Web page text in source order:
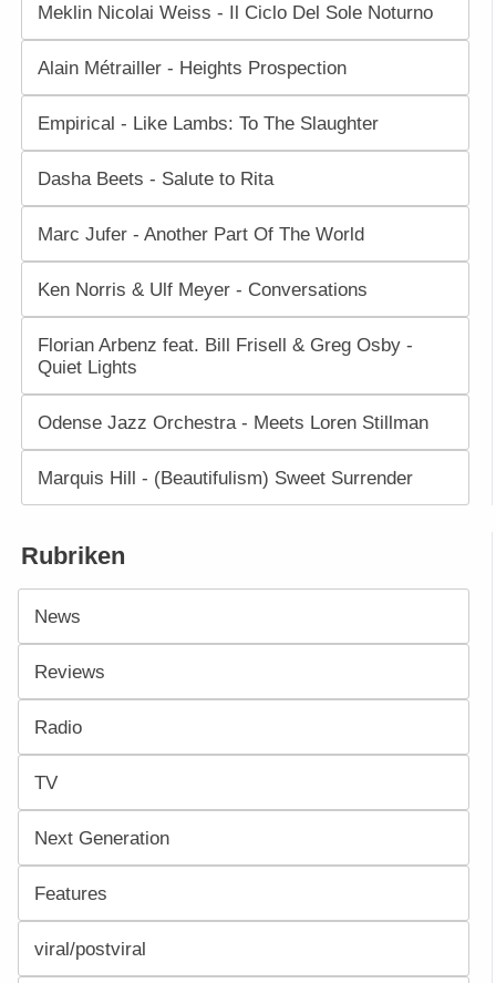
Meklin Nicolai Weiss - Il Ciclo Del Sole Noturno
Alain Métrailler - Heights Prospection
Empirical - Like Lambs: To The Slaughter
Dasha Beets - Salute to Rita
Marc Jufer - Another Part Of The World
Ken Norris & Ulf Meyer - Conversations
Florian Arbenz feat. Bill Frisell & Greg Osby -
Quiet Lights
Odense Jazz Orchestra - Meets Loren Stillman
Marquis Hill - (Beautifulism) Sweet Surrender
Rubriken
News
Reviews
Radio
TV
Next Generation
Features
viral/postviral